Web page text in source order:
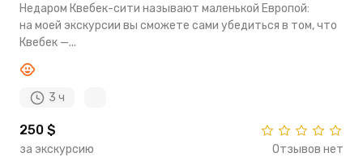
Недаром Квебек-сити называют маленькой Европой:
на моей экскурсии вы сможете сами убедиться в том, что
Квебек —...
3 ч
250 $
за экскурсию Отзывов нет